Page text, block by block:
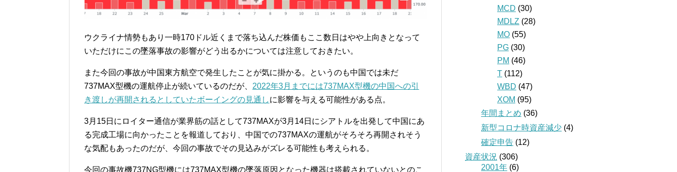
ウクライナ情勢もあり一時170ドル近くまで落ち込んだ株価もここ数日はやや上向きとなって
いただけにこの墜落事故の影響がどう出るかについては注意しておきたい。
また今回の事故が中国東方航空で発生したことが気に掛かる。というのも中国では未だ
737MAX型機の運航停止が続いているのだが、 2022年3月までには737MAX型機の中国への引
き渡しが再開されるとしていたボーイングの見通しに影響を与える可能性がある点。
3月15日にロイター通信が業界筋の話として737MAXが3月14日にシアトルを出発して中国にあ
る完成工場に向かったことを報道しており、中国での737MAXの運航がそろそろ再開されそう
な気配もあったのだが、今回の事故でその見込みがズレる可能性も考えられる。
今回の事故機737NG型機には737MAX型機の墜落原因となった機器は搭載されていないとのこ
MCD (30)
MDLZ (28)
MO (55)
PG (30)
PM (46)
T (112)
WBD (47)
XOM (95)
年間まとめ (36)
新型コロナ時資産減少 (4)
確定申告 (12)
資産状況 (306)
2001年 (6)